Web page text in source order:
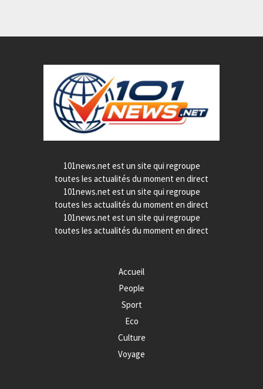
101news.net est un site qui regroupe
toutes les actualités du moment en direct
101news.net est un site qui regroupe
toutes les actualités du moment en direct
101news.net est un site qui regroupe
toutes les actualités du moment en direct
Accueil
People
Sport
Eco
Culture
Voyage